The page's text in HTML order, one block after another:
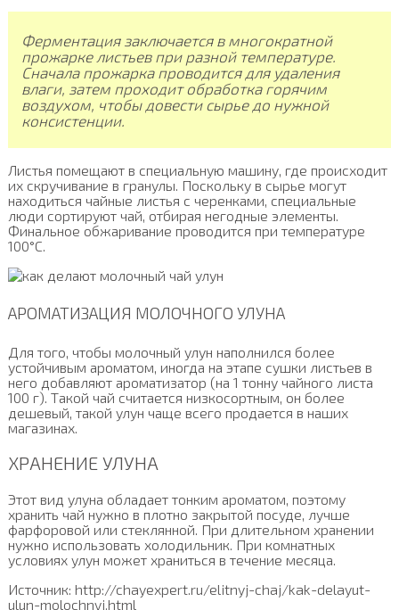
Ферментация заключается в многократной
прожарке листьев при разной температуре.
Сначала прожарка проводится для удаления
влаги, затем проходит обработка горячим
воздухом, чтобы довести сырье до нужной
консистенции.
Листья помещают в специальную машину, где происходит
их скручивание в гранулы. Поскольку в сырье могут
находиться чайные листья с черенками, специальные
люди сортируют чай, отбирая негодные элементы.
Финальное обжаривание проводится при температуре
100°С.
АРОМАТИЗАЦИЯ МОЛОЧНОГО УЛУНА
Для того, чтобы молочный улун наполнился более
устойчивым ароматом, иногда на этапе сушки листьев в
него добавляют ароматизатор (на 1 тонну чайного листа
100 г). Такой чай считается низкосортным, он более
дешевый, такой улун чаще всего продается в наших
магазинах.
ХРАНЕНИЕ УЛУНА
Этот вид улуна обладает тонким ароматом, поэтому
хранить чай нужно в плотно закрытой посуде, лучше
фарфоровой или стеклянной. При длительном хранении
нужно использовать холодильник. При комнатных
условиях улун может храниться в течение месяца.
Источник: http://chayexpert.ru/elitnyj-chaj/kak-delayut-
ulun-molochnyj.html